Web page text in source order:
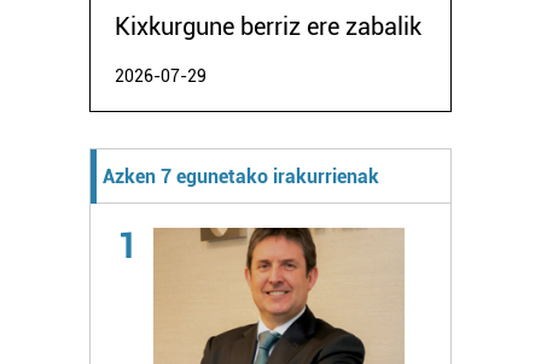
Kixkurgune berriz ere zabalik
2026-07-29
Azken 7 egunetako irakurrienak
1